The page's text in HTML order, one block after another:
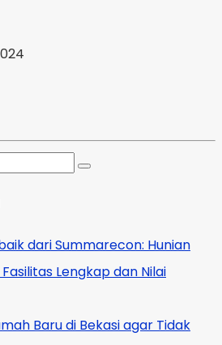
dari Summarecon: Hunian
Lengkap dan Nilai
Baru di Bekasi agar Tidak